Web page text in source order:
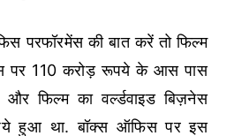
परफॉरमेंस की बात करें तो फिल्म
पर 110 करोड़ रूपये के आस पास
फिल्म का वर्ल्डवाइड बिज़नेस
हुआ था. बॉक्स ऑफिस पर इस